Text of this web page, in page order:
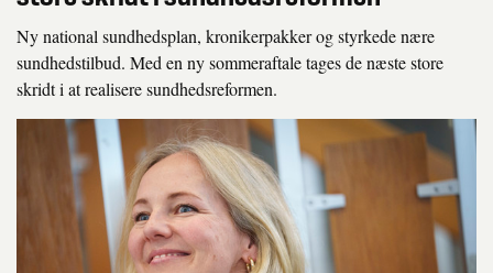
o
Ny national sundhedsplan, kronikerpakker og styrkede nære
sundhedstilbud. Med en ny sommeraftale tages de næste store
skridt i at realisere sundhedsreformen.